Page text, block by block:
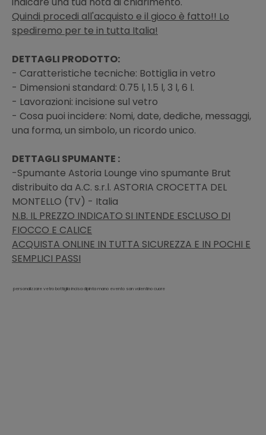
Quindi procedi all'acquisto e il gioco è fatto!! Lo
spediremo per te in tutta Italia!
DETTAGLI PRODOTTO:
- Caratteristiche tecniche: Bottiglia in vetro
- Dimensioni standard: 0.75 l, 1.5 l, 3 l, 6 l.
- Lavorazioni: incisione sul vetro
- Cosa puoi incidere: Nomi, date, dediche, messaggi,
una forma, un simbolo, un ricordo unico.
DETTAGLI SPUMANTE :
-Spumante Astoria Lounge vino spumante Brut
distribuito da A.C. s.r.l. ASTORIA CROCETTA DEL
MONTELLO (TV) - Italia
N.B. IL PREZZO INDICATO SI INTENDE ESCLUSO DI
FIOCCO E CALICE
ACQUISTA ONLINE IN TUTTA SICUREZZA E IN POCHI E
SEMPLICI PASSI
personalizzare vetro bottiglia incisa dipinta mano evento san valentino cuore